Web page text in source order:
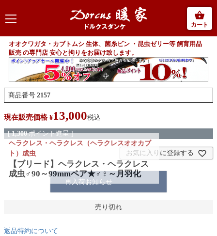
カート
オオクワガタ・カブトムシ 生体、菌糸ビン ・昆虫ゼリー等 飼育用品
販売 の専門店 安心と拘りをお届け致します。
ヘラクレス・ヘラクレス（ヘラクレスオオカブ
ト）成虫
【ブリード】ヘラクレス・ヘラクレス
成虫♂90～99mmペア★♂♀～月羽化
商品番号 2157
現在販売価格 ¥13,000税込
[ 1,300 ポイント進呈 ]
お気に入りに登録する
再入荷お知らせ
売り切れ
返品特約について